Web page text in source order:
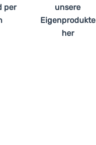
per
unsere
Eigenprodukte
her